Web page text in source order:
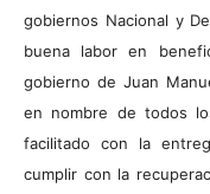
gobiernos Nacional y
buena labor en
gobierno de Juan
en nombre de todos
facilitado con la
cumplir con la